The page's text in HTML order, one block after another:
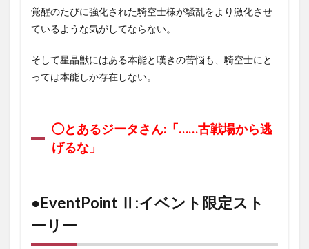
1.3
●EventPoint
限定ミニゲ
ーム
ト限定スキ
ン
バトル
1.6
覚醒のたびに強化された騎空士様が騒乱をより激化させ
ているような気がしてならない。
そして星晶獣にはある本能と嘆きの苦悩も、騎空士にと
っては本能しか存在しない。
◯とあるジータさん:「……古戦場から逃
げるな」
●EventPoint Ⅱ:イベント限定スト
ーリー